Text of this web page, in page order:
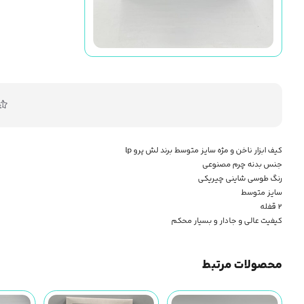
کیف ابزار ناخن و مژه سایز متوسط برند لش پرو lp
جنس بدنه چرم مصنوعی
رنگ طوسی شاینی چیریکی
سایز متوسط
2 قفله
کیفیت عالی و جادار و بسیار محکم
محصولات مرتبط